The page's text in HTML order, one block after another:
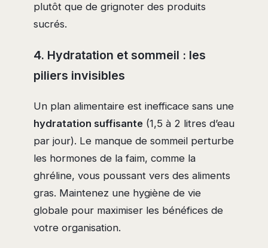
plutôt que de grignoter des produits
sucrés.
4. Hydratation et sommeil : les
piliers invisibles
Un plan alimentaire est inefficace sans une
hydratation suffisante (1,5 à 2 litres d’eau
par jour). Le manque de sommeil perturbe
les hormones de la faim, comme la
ghréline, vous poussant vers des aliments
gras. Maintenez une hygiène de vie
globale pour maximiser les bénéfices de
votre organisation.